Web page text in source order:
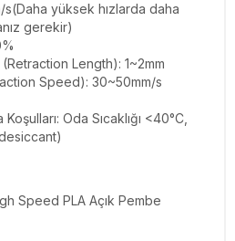
s(Daha yüksek hızlarda daha
gerekir)
Length): 1~2mm
Speed): 30~50mm/s
Oda Sıcaklığı <40°C,
Speed PLA Açık Pembe